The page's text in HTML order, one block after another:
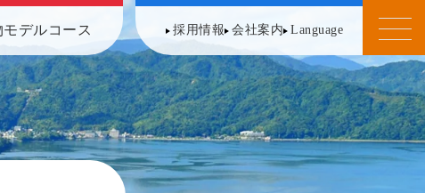
モデルコース 採用情報 会社案内 Language